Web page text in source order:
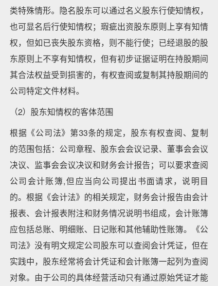
类特殊情形。隐名股东可以通过名义股东行使知情权，
也可显名后行使知情权；瑕疵出资股东原则上享有知情
权，但如已丧失股东资格，则不能行使；已经退股的股
东原则上不享有知情权，但有初步证据证明在持股期间
其合法权益受到损害的，有权查阅或复制其持股期间的
公司特定文件材料。
（2）股东知情权的客体范围
根据《公司法》第33条的规定，股东有权查阅、复制
的范围包括：公司章程、股东会会议记录、董事会会议
决议、监事会会议决议和财务会计报告；可以要求查阅
公司会计账簿,但应当向公司提出书面请求，说明目
的。根据《会计法》的相关规定，财务会计报告由会计
报表、会计报表附注和财务情况说明书组成，会计账簿
应包括总账、明细账、日记账和其他辅助性账簿。《公
司法》没有明文规定公司股东可以查阅会计凭证，但在
实践中，股东经常将会计凭证和会计账簿一起列为查阅
对象。由于公司的具体经营活动只有通过原始凭证才能